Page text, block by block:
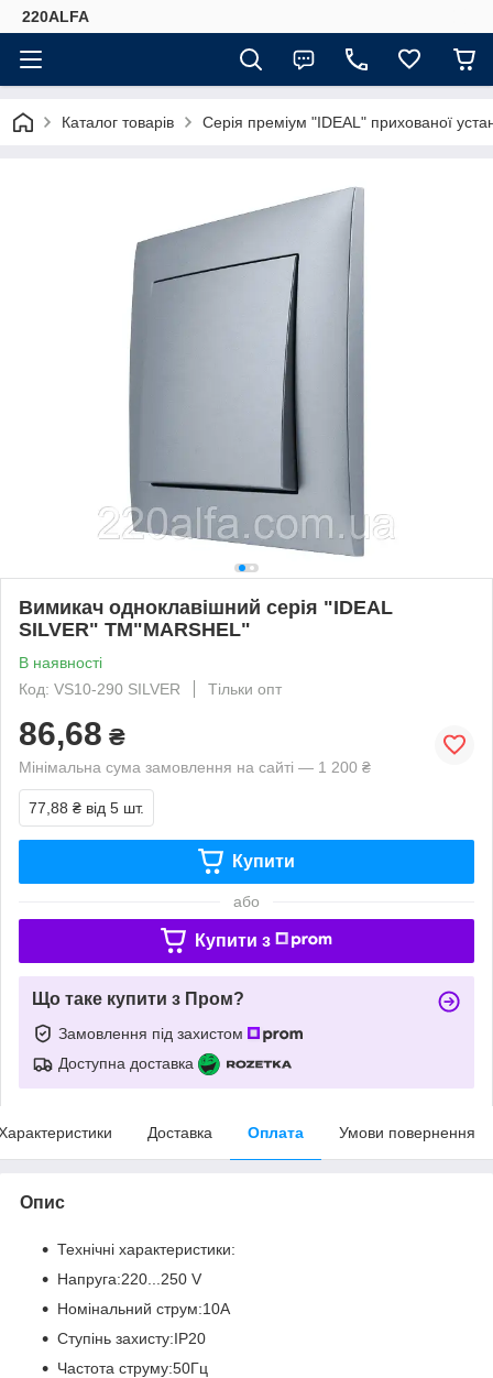
220ALFA
Каталог товарів Серія преміум "IDEAL" прихованої
Вимикач одноклавішний серія "IDEAL
SILVER" ТМ"MARSHEL"
В наявності
Код: VS10-290 SILVER
Тільки опт
86,68 ₴
Мінімальна сума замовлення на сайті — 1 200 ₴
77,88 ₴ від 5 шт.
Купити
або
Купити з
Що таке купити з Пром?
Замовлення під захистом
Доступна доставка
Доставка Оплата Умови повернення
Опис
Технічні характеристики:
Напруга:220...250 V
Номінальний струм:10А
Ступінь захисту:IP20
Частота струму:50Гц